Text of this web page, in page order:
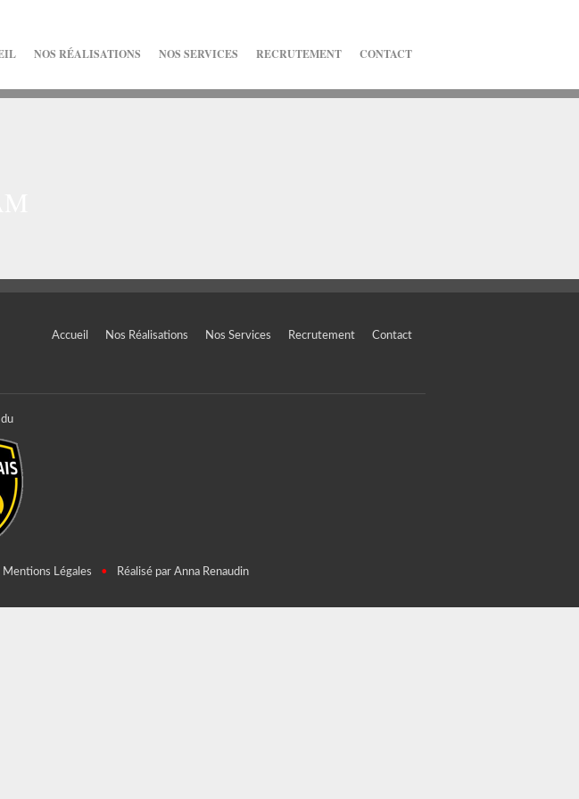
NOS RÉALISATIONS NOS SERVICES RECRUTEMENT CONTACT
Accueil Nos Réalisations Nos Services Recrutement Contact
Mentions Légales • Réalisé par Anna Renaudin